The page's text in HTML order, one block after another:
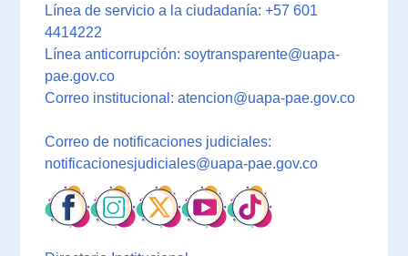
Línea de servicio a la ciudadanía: +57 601
4414222
Línea anticorrupción: soytransparente@uapa-
pae.gov.co
Correo institucional: atencion@uapa-pae.gov.co
Correo de notificaciones judiciales:
notificacionesjudiciales@uapa-pae.gov.co